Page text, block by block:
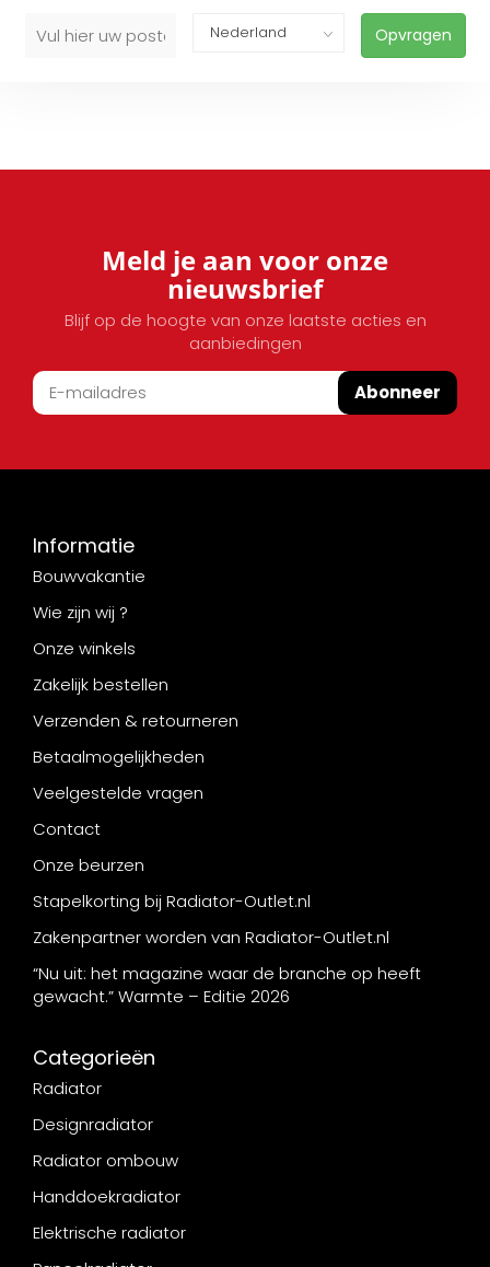
Opvragen
Meld je aan voor onze
nieuwsbrief
Blijf op de hoogte van onze laatste acties en
aanbiedingen
Abonneer
Informatie
Bouwvakantie
Wie zijn wij ?
Onze winkels
Zakelijk bestellen
Verzenden & retourneren
Betaalmogelijkheden
Veelgestelde vragen
Contact
Onze beurzen
Stapelkorting bij Radiator-Outlet.nl
Zakenpartner worden van Radiator-Outlet.nl
“Nu uit: het magazine waar de branche op heeft
gewacht.” Warmte – Editie 2026
Categorieën
Radiator
Designradiator
Radiator ombouw
Handdoekradiator
Elektrische radiator